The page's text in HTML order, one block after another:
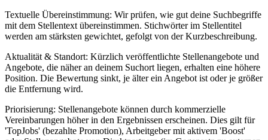
Textuelle Übereinstimmung: Wir prüfen, wie gut deine Suchbegriffe
mit dem Stellentext übereinstimmen. Stichwörter im Stellentitel
werden am stärksten gewichtet, gefolgt von der Kurzbeschreibung.
Aktualität & Standort: Kürzlich veröffentlichte Stellenangebote und
Angebote, die näher an deinem Suchort liegen, erhalten eine höhere
Position. Die Bewertung sinkt, je älter ein Angebot ist oder je größer
die Entfernung wird.
Priorisierung: Stellenangebote können durch kommerzielle
Vereinbarungen höher in den Ergebnissen erscheinen. Dies gilt für
'TopJobs' (bezahlte Promotion), Arbeitgeber mit aktivem 'Boost'